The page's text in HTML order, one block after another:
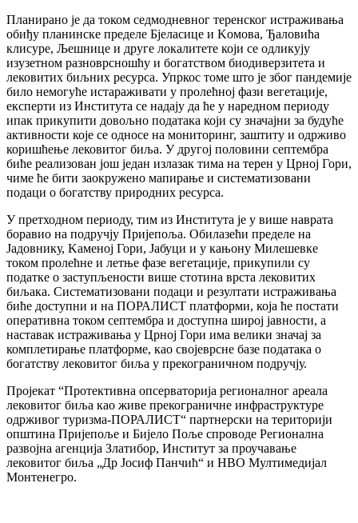
Планирано је да током седмодневног теренског истраживања
обиђу планинске пределе Бјеласице и Kомова, Ђаловића
клисуре, Љешнице и друге локалитете који се одликују
изузетном разноврсношћу и богатством биодиверзитета и
лековитих биљних ресурса. Упркос томе што је због пандемије
било немогуће истараживати у пролећној фази вегетације,
експерти из Института се надају да ће у наредном периоду
ипак прикупити довољно података који су значајни за будуће
активности које се односе на мониторинг, заштиту и одрживо
коришћење лековитог биља. У другој половини септембра
биће реализован још један излазак тима на терен у Црној Гори,
чиме ће бити заокружено мапирање и систематизовани
подаци о богатству природних ресурса.
У претходном периоду, тим из Института је у више наврата
боравио на подручју Пријепоља. Обилазећи пределе на
Јадовнику, Kаменој Гори, Јабуци и у кањону Милешевке
током пролећне и летње фазе вегетације, прикупили су
податке о заступљености више стотина врста лековитих
биљака. Систематизовани подаци и резултати истраживања
биће доступни и на ПОРАЛИСТ платформи, која ће постати
оперативна током септембра и доступна широј јавности, а
наставак истраживања у Црној Гори има велики значај за
комплетирање платформе, као својеврсне базе података о
богатству лековитог биља у прекограничном подручју.
Пројекат “Протективна опсерваторија регионалног ареала
лековитог биља као живе прекограничне инфраструктуре
одрживог туризма-ПОРАЛИСТ“ партнерски на територији
општина Пријепоље и Бијело Поље спроводе Регионална
развојна агенција Златибор, Институт за проучавање
лековитог биља „Др Јосиф Панчић“ и НВО Мултимедијал
Монтенегро.